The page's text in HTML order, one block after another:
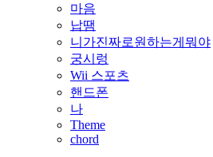
마음
납땜
니가진짜로원하는게뭐야
궁시렁
Wii 스포츠
핸드폰
나
Theme
chord